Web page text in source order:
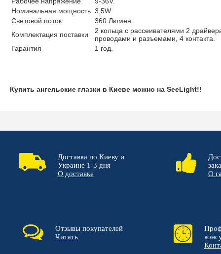
Номинальная мощность 3,5W
Световой поток
360 Люмен.
Комплектация поставки
2 кольца с рассеивателями 2
проводами и разъемами, 4 контакта.
Гарантия
1 год.
Купить ангельские глазки в Киеве можно на SeeLight!!
Доставка по Киеву и
Украине 1-3 дня
О доставке
О
Отзывы покупателей
Читать